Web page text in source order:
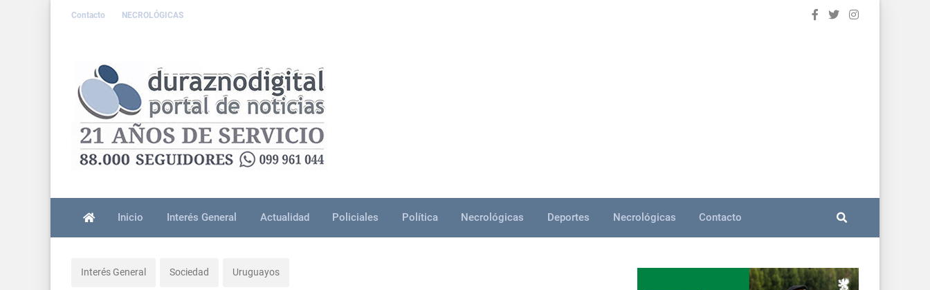
Contacto NECROLÓGICAS
Inicio Interés General Actualidad Policiales Política Necrológicas Deportes Necrológicas Contacto
Interés General Sociedad Uruguayos